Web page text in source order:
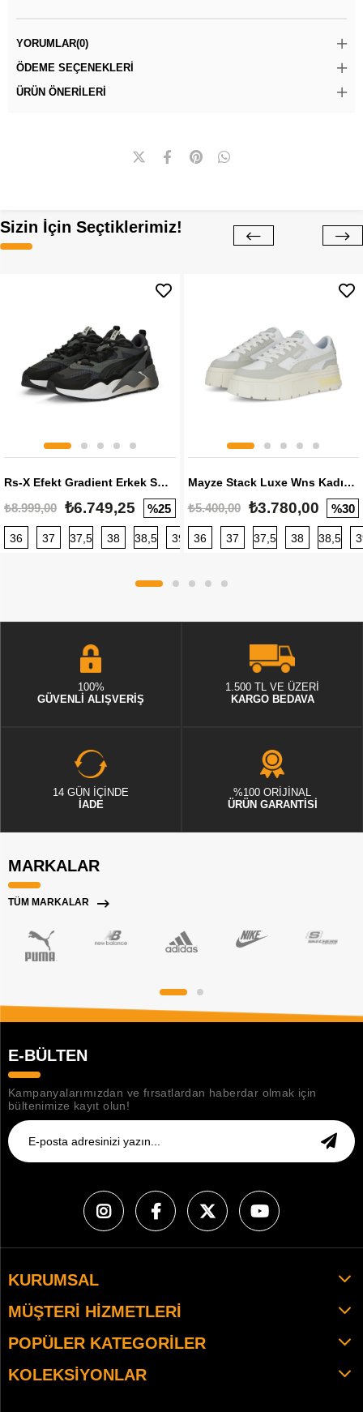
YORUMLAR(0)
ÖDEME SEÇENEKLERI
ÜRÜN ÖNERILERI
Sizin İçin Seçtiklerimiz!
Rs-X Efekt Gradient Erkek Sneaker
₺8.999,00 ₺6.749,25 %25
36 37 37,5 38 38,5 39 40 40,5 41 42 42,5
Mayze Stack Luxe Wns Kadın Sneaker
₺5.400,00 ₺3.780,00 %30
36 37 37,5 38 38,5
100%
GÜVENLİ ALIŞVERİŞ
1.500 TL VE ÜZERİ
KARGO BEDAVA
14 GÜN İÇİNDE
İADE
%100 ORİJİNAL
ÜRÜN GARANTİSİ
MARKALAR
TÜM MARKALAR
E-BÜLTEN
Kampanyalarımızdan ve fırsatlardan haberdar olmak için
bültenimize kayıt olun!
KURUMSAL
MÜŞTERI HIZMETLERI
POPÜLER KATEGORILER
KOLEKSIYONLAR